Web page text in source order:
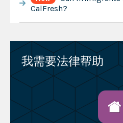
CalFresh?
我需要法律帮助